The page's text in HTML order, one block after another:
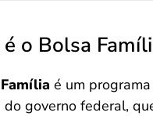
o Bolsa
é um
governo federal,